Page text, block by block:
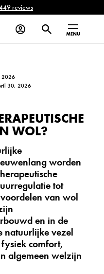
reviews
MENU
2026
30, 2026
WOL?
worden
tot
van wol
en in de
natuurlijke vezel
comfort,
algemeen welzijn